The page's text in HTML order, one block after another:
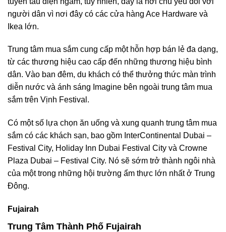
người dân vì nơi đây có các cửa hàng Ace Hardware và
Ikea lớn.
Trung tâm mua sắm cung cấp một hỗn hợp bán lẻ đa dạng,
từ các thương hiệu cao cấp đến những thương hiệu bình
dân. Vào ban đêm, du khách có thể thưởng thức màn trình
diễn nước và ánh sáng Imagine bên ngoài trung tâm mua
sắm trên Vịnh Festival.
Có một số lựa chọn ăn uống và xung quanh trung tâm mua
sắm có các khách sạn, bao gồm InterContinental Dubai –
Festival City, Holiday Inn Dubai Festival City và Crowne
Plaza Dubai – Festival City. Nó sẽ sớm trở thành ngôi nhà
của một trong những hội trường ẩm thực lớn nhất ở Trung
Đông.
Fujairah
Trung Tâm Thành Phố Fujairah